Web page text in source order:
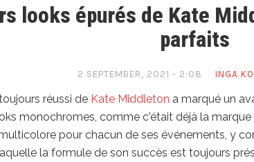
looks épurés de Kate
parfaits
2 SEPTEMBER, 2021 - 2:08 INGA
réussi de Kate Middleton a marqué un
monochromes, comme c'était déjà la
pour chacun de ses événements, y
la formule de son succès est toujours